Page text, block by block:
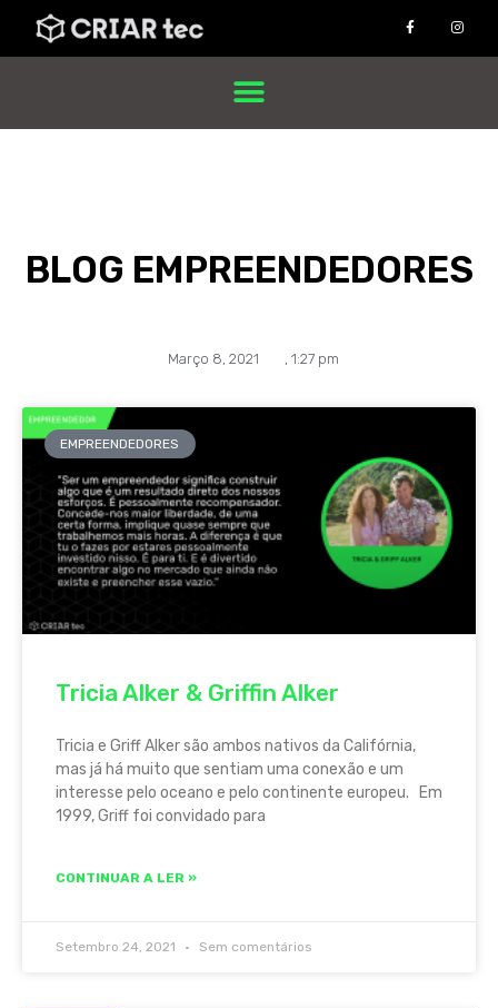
BLOG EMPREENDEDORES
Março 8, 2021 1:27 pm
EMPREENDEDORES
Tricia Alker & Griffin Alker
Tricia e Griff Alker são ambos nativos da Califórnia,
mas já há muito que sentiam uma conexão e um
interesse pelo oceano e pelo continente europeu. Em
1999, Griff foi convidado para
CONTINUAR A LER »
Setembro 24, 2021 Sem comentários